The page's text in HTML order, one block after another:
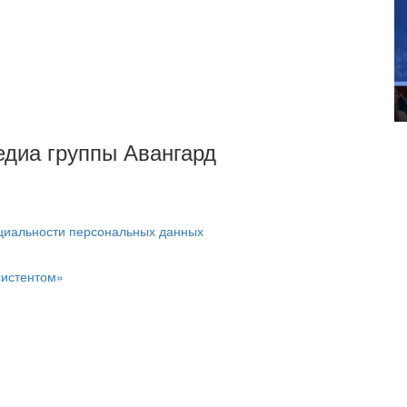
группы Авангард
персональных данных